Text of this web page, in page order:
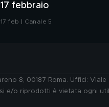
17 febbraio
17 feb | Canale 5
8, 00187 Roma. Uffici:
e/o riprodotti è vietata ogni